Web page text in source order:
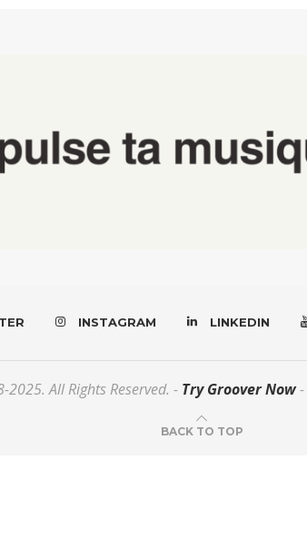
INSTAGRAM LINKEDIN
All Rights Reserved. - Try Groover Now-
BACK TO TOP